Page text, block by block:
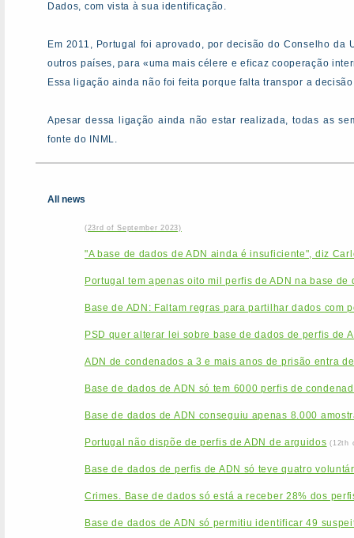
Dados, com vista à sua identificação.
Em 2011, Portugal foi aprovado, por decisão do Conselho
outros países, para «uma mais célere e eficaz cooperação
Essa ligação ainda não foi feita porque falta transpor a
Apesar dessa ligação ainda não estar realizada, todas as
fonte do INML.
All news
(23rd of September 2023)
"A base de dados de ADN ainda é insuficiente", diz
Portugal tem apenas oito mil perfis de ADN na base de
Base de ADN: Faltam regras para partilhar dados com
PSD quer alterar lei sobre base de dados de perfis de
ADN de condenados a 3 e mais anos de prisão entra
Base de dados de ADN só tem 6000 perfis de
Base de dados de ADN conseguiu apenas 8.000
Portugal não dispõe de perfis de ADN de arguidos (12th
Base de dados de perfis de ADN só teve quatro
Crimes. Base de dados só está a receber 28% dos
Base de dados de ADN só permitiu identificar 49